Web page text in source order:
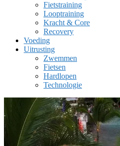
Fietstraining
Looptraining
Kracht & Core
Recovery
Voeding
Uitrusting
Zwemmen
Fietsen
Hardlopen
Technologie